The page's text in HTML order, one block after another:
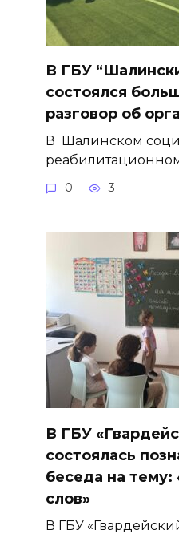
В ГБУ
состоялся
разговор об
В Шалинском
0 3
В ГБУ
состоялась
беседа на
слов»
В ГБУ